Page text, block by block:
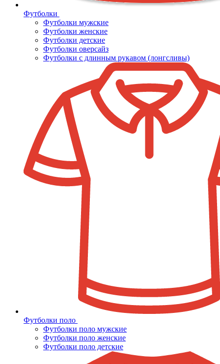
Футболки
Футболки мужские
Футболки женские
Футболки детские
Футболки оверсайз
Футболки с длинным рукавом (лонгсливы)
Футболки поло
Футболки поло мужские
Футболки поло женские
Футболки поло детские